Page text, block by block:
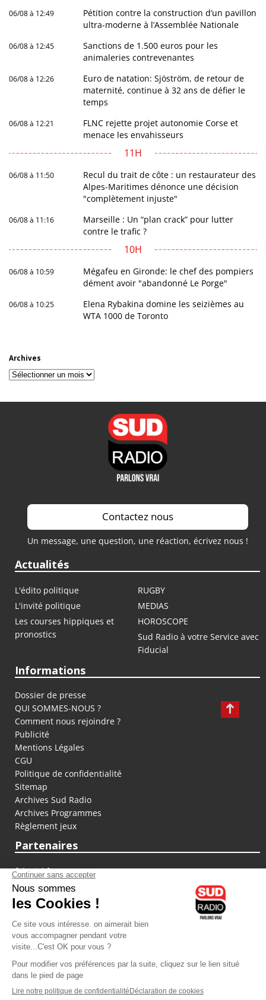
06/08 à 12:49
Pétition contre la construction d’un pavillon
ultra-moderne à l’Assemblée Nationale
06/08 à 12:45
Sanctions de 1.500 euros pour les
animaleries contrevenantes
06/08 à 12:26
Euro de natation: Sjöström, de retour de
maternité, continue à 32 ans de défier le
temps
06/08 à 12:21
FLNC rejette projet autonomie Corse et
menace les envahisseurs
11H
06/08 à 11:50
Recul du trait de côte : un restaurateur des
Alpes-Maritimes dénonce une décision
"complètement injuste"
06/08 à 11:16
Marseille : Un “plan crack” pour lutter
contre le trafic ?
10H
06/08 à 10:59
Mégafeu en Gironde: le chef des pompiers
dément avoir "abandonné Le Porge"
06/08 à 10:25
Elena Rybakina domine les seizièmes au
WTA 1000 de Toronto
Archives
Archives
Contactez nous
Un message, une question, une réaction, écrivez nous !
Actualités
L'édito politique
RUGBY
L'invité politique
MEDIAS
Les courses hippiques et
pronostics
HOROSCOPE
Sud Radio à votre Service avec
Fiducial
Informations
Dossier de presse
QUI SOMMES-NOUS ?
Comment nous rejoindre ?
Publicité
Mentions Légales
CGU
Politique de confidentialité
Sitemap
Archives Sud Radio
Archives Programmes
Règlement jeux
Partenaires
fiducial.fr
lyoncapitale.fr
olympique-et-lyonnais.com
L'application Iphone / Android
Téléchargez l'application
Les cookies